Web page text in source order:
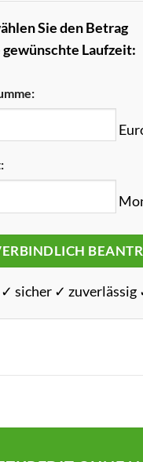
Sie den Betrag
gewünschte Laufzeit:
sicher ✓ zuverlässig